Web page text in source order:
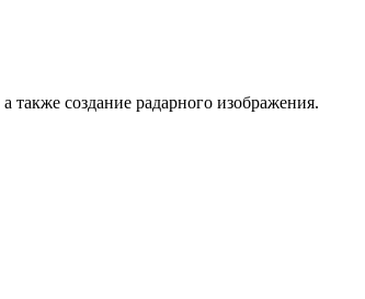
создание радарного изображения.